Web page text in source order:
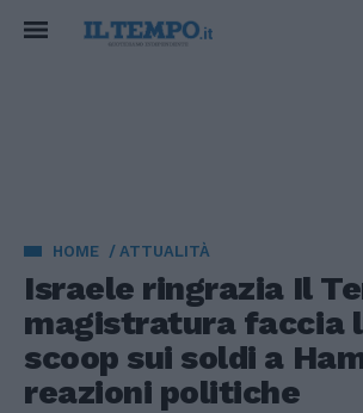
HOME ATTUALITÀ
Israele ringrazia Il
magistratura faccia
scoop sui soldi a
reazioni politiche